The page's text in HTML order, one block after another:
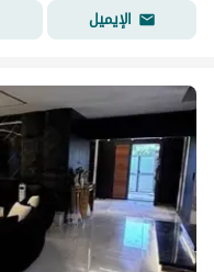
الإيميل